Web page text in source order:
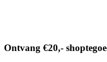
Ontvang €20,-